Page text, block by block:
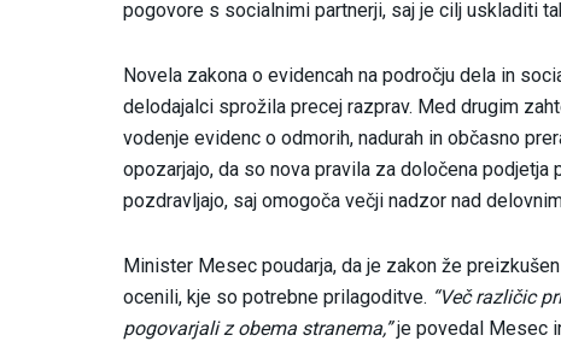
pogovore s socialnimi partnerji, saj je cilj uskladiti
Novela zakona o evidencah na področju dela in
delodajalci sprožila precej razprav. Med drugim
vodenje evidenc o odmorih, nadurah in občasno
opozarjajo, da so nova pravila za določena
pozdravljajo, saj omogoča večji nadzor nad
Minister Mesec poudarja, da je zakon že
ocenili, kje so potrebne prilagoditve. “Več različic
pogovarjali z obema stranema,”je povedal Mesec